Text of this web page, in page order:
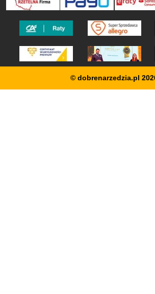
© dobrenarzedzia.pl